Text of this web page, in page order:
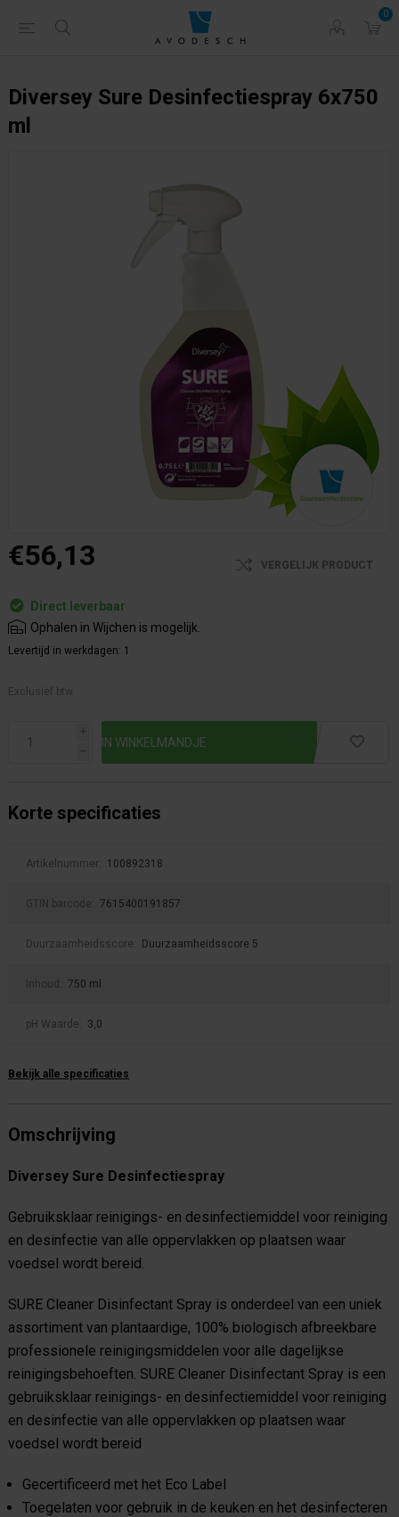
0
Diversey Sure Desinfectiespray 6x750
ml
€56,13 VERGELIJK PRODUCT
Direct leverbaar
Ophalen in Wijchen is mogelijk.
Levertijd in werkdagen: 1
Exclusief btw.
i
h
Korte specificaties
Artikelnummer: 100892318
GTIN barcode: 7615400191857
Duurzaamheidsscore: Duurzaamheidsscore 5
Inhoud: 750 ml
pH Waarde: 3,0
Bekijk alle specificaties
Omschrijving
Diversey Sure Desinfectiespray
Gebruiksklaar reinigings- en desinfectiemiddel voor reiniging
en desinfectie van alle oppervlakken op plaatsen waar
voedsel wordt bereid.
SURE Cleaner Disinfectant Spray is onderdeel van een uniek
assortiment van plantaardige, 100% biologisch afbreekbare
professionele reinigingsmiddelen voor alle dagelijkse
reinigingsbehoeften. SURE Cleaner Disinfectant Spray is een
gebruiksklaar reinigings- en desinfectiemiddel voor reiniging
en desinfectie van alle oppervlakken op plaatsen waar
voedsel wordt bereid
Gecertificeerd met het Eco Label
Toegelaten voor gebruik in de keuken en het desinfecteren